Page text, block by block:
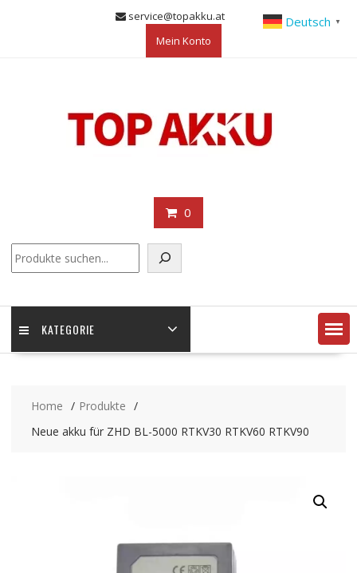
service@topakku.at
Mein Konto
0
KATEGORIE
Home
Produkte
Neue akku für ZHD BL-5000 RTKV30 RTKV60 RTKV90
Deutsch ▼